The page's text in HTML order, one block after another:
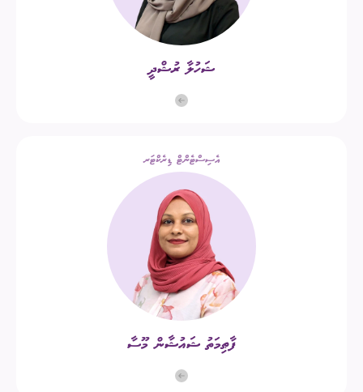
ޝަހުލާ ރުޝްދީ
އެސިސްޓެންޓް ޑިރެކްޓަރ
ފާޠިމަތު ޝައުޝާން މޫސާ